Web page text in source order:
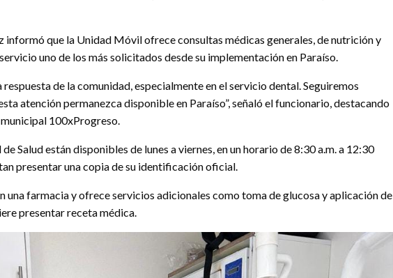
informó que la Unidad Móvil ofrece consultas médicas generales, de nutrición y
uno de los más solicitados desde su implementación en Paraíso.
de la comunidad, especialmente en el servicio dental. Seguiremos
atención permanezca disponible en Paraíso”, señaló el funcionario, destacando
100xProgreso.
Salud están disponibles de lunes a viernes, en un horario de 8:30 a.m. a 12:30
presentar una copia de su identificación oficial.
una farmacia y ofrece servicios adicionales como toma de glucosa y aplicación de
presentar receta médica.